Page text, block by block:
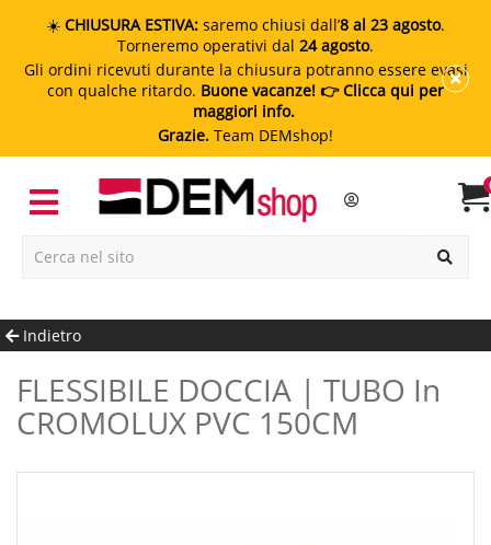
☀️ CHIUSURA ESTIVA: saremo chiusi dall’8 al 23 agosto.
Torneremo operativi dal 24 agosto.
Gli ordini ricevuti durante la chiusura potranno essere evasi
con qualche ritardo. Buone vacanze! 👉 Clicca qui per
maggiori info.
Grazie. Team DEMshop!
Indietro
FLESSIBILE DOCCIA | TUBO In
CROMOLUX PVC 150CM